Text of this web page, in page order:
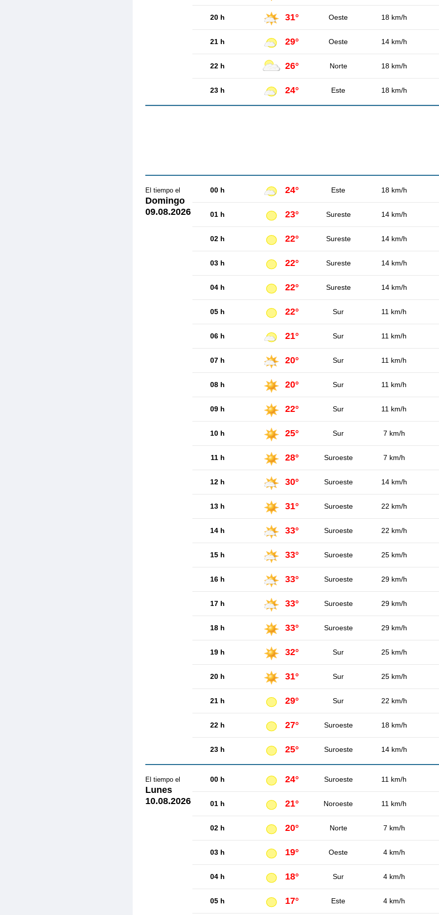
20 h 31° Oeste 18 km/h
21 h 29° Oeste 14 km/h
22 h 26° Norte 18 km/h
23 h 24° Este 18 km/h
El tiempo el
Domingo
09.08.2026
00 h 24° Este 18 km/h
01 h 23° Sureste 14 km/h
02 h 22° Sureste 14 km/h
03 h 22° Sureste 14 km/h
04 h 22° Sureste 14 km/h
05 h 22° Sur 11 km/h
06 h 21° Sur 11 km/h
07 h 20° Sur 11 km/h
08 h 20° Sur 11 km/h
09 h 22° Sur 11 km/h
10 h 25° Sur 7 km/h
11 h 28° Suroeste 7 km/h
12 h 30° Suroeste 14 km/h
13 h 31° Suroeste 22 km/h
14 h 33° Suroeste 22 km/h
15 h 33° Suroeste 25 km/h
16 h 33° Suroeste 29 km/h
17 h 33° Suroeste 29 km/h
18 h 33° Suroeste 29 km/h
19 h 32° Sur 25 km/h
20 h 31° Sur 25 km/h
21 h 29° Sur 22 km/h
22 h 27° Suroeste 18 km/h
23 h 25° Suroeste 14 km/h
El tiempo el
Lunes
10.08.2026
00 h 24° Suroeste 11 km/h
01 h 21° Noroeste 11 km/h
02 h 20° Norte 7 km/h
03 h 19° Oeste 4 km/h
04 h 18° Sur 4 km/h
05 h 17° Este 4 km/h